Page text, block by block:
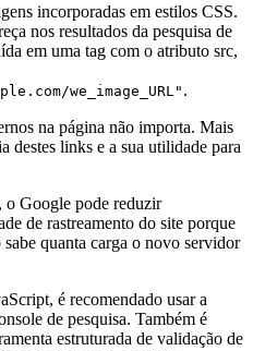
incorporadas em estilos CSS.
nos resultados da pesquisa de
em uma tag com o atributo src,
we_image_URL".
na página não importa. Mais
destes links e a sua utilidade para
o Google pode reduzir
de rastreamento do site porque
quanta carga o novo servidor
é recomendado usar a
de pesquisa. Também é
estruturada de validação de